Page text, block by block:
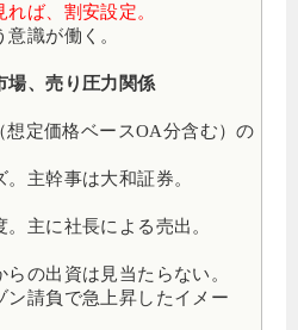
ば、割安設定。
識が働く。
場、売り圧力関係
想定価格ベースOA分含む）の
。主幹事は大和証券。
主に社長による売出。
の出資は見当たらない。
ン請負で急上昇したイメー